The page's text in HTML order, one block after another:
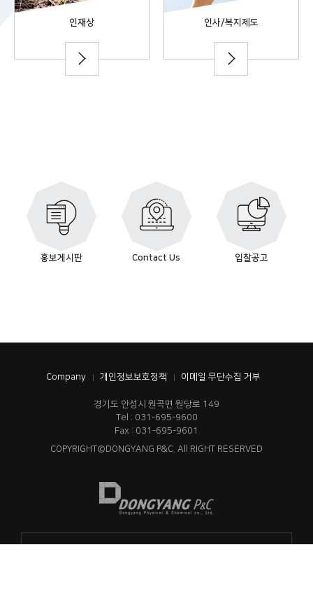
인재상 인사/복지제도
홍보게시판 Contact Us 입찰공고
Company 개인정보보호정책 이메일 무단수집 거부
경기도 안성시 원곡면 원당로 149
Tel : 031-695-9600
Fax : 031-695-9601
COPYRIGHT©DONGYANG P&C. All RIGHT RESERVED